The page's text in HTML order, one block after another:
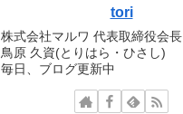
tori
株式会社マルワ 代表取締役会長
鳥原 久資(とりはら・ひさし)
毎日、ブログ更新中